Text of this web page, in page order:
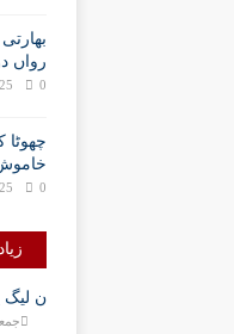
رواں
0
چھوٹا
0
ن لیگ
جمعہ,